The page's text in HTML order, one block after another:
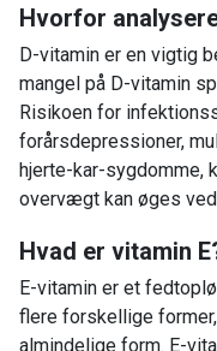
Hvorfor
D-vitamin er en vigtig
mangel på D-vitamin
Risikoen for
forårsdepressioner,
hjerte-kar-sygdomme,
overvægt kan øges
Hvad er vitamin
E-vitamin er et
flere forskellige
almindelige form. E-